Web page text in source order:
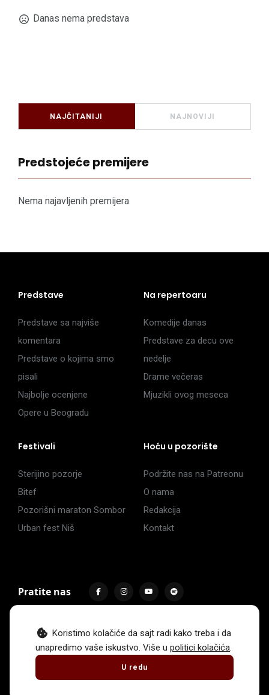
Danas nema predstava
NAJČITANIJI NAJNOVIJI
Predstojeće premijere
Nema najavljenih premijera
Koristimo kolačiće da sajt radi kako treba i da
unapredimo vaše iskustvo. Više u politici kolačića.
U redu
Predstave
Predstave sa najviše
komentara
Predstave o kojima smo
pisali
Najbolje ocenjene
Opere u Beogradu
Na repertoaru
Komedije danas
Predstave za decu ove
nedelje
Drame večeras
Mjuzikli ovog meseca
Festivali
Sterijino pozorje
Bitef
Pozorišni maraton Sombor
Urban fest Niš
Hoću u pozorište
Podržite nas na Patreonu
O nama
Redakcija
Kontakt
Pratite nas
Impressum Politika privatnosti
Uslovi korišćenja
. Sva prava zadržava Hoću u pozorište.